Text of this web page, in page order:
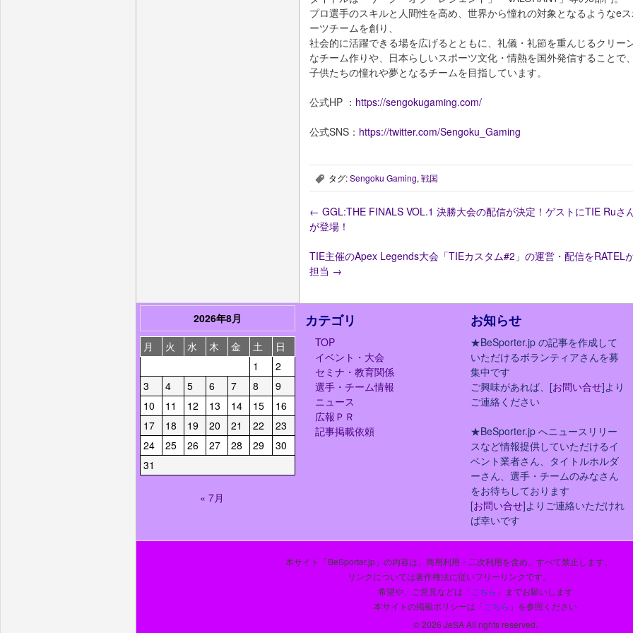
プロ選手のスキルと人間性を高め、世界から憧れの対象となるようなe
ーツチームを創り、
社会的に活躍できる場を広げるとともに、礼儀・礼節を重んじるクリー
なチーム作りや、日本らしいスポーツ文化・情熱を国外発信することで、
子供たちの憧れや夢となるチームを目指しています。
公式HP ： https://sengokugaming.com/
公式SNS： https://twitter.com/Sengoku_Gaming
, タグ:Sengoku Gaming, 戦国
← GGL:THE FINALS VOL.1 決勝大会の配信が決定！ゲストにTIE Ruさ
が登場！
TIE主催のApex Legends大会「TIEカスタム#2」の運営・配信をRATEL
担当 →
2026年8月
月
火 水 木 金 土
日
1
2
3
4 5 6 7 8
9
10
11 12 13 14 15
16
17
18 19 20 21 22
23
24
25 26 27 28 29
30
31
« 7月
カテゴリ
TOP
イベント・大会
セミナ・教育関係
選手・チーム情報
ニュース
広報ＰＲ
記事掲載依頼
お知らせ
★BeSporter.jp の記事を作成して
いただけるボランティアさんを募
集中です
ご興味があれば、[お問い合せ]より
ご連絡ください
★BeSporter.jp へニュースリリー
スなど情報提供していただけるイ
ベント業者さん、タイトルホルダ
ーさん、選手・チームのみなさん
をお待ちしております
[お問い合せ]よりご連絡いただけれ
ば幸いです
本サイト「BeSporter.jp」の内容は、商用利用・二次利用を含め、すべて禁止します。
リンクについては著作権法に従いフリーリンクです。
希望や、ご意見などは「こちら 」までお願いします
本サイトの掲載ポリシーは「こちら 」を参照ください
© 2026 JeSA All rights reserved.